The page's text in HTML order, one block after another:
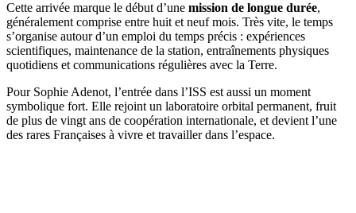
Cette arrivée marque le début d’une mission de longue durée,
généralement comprise entre huit et neuf mois. Très vite, le temps
s’organise autour d’un emploi du temps précis : expériences
scientifiques, maintenance de la station, entraînements physiques
quotidiens et communications régulières avec la Terre.
Pour Sophie Adenot, l’entrée dans l’ISS est aussi un moment
symbolique fort. Elle rejoint un laboratoire orbital permanent, fruit
de plus de vingt ans de coopération internationale, et devient l’une
des rares Françaises à vivre et travailler dans l’espace.